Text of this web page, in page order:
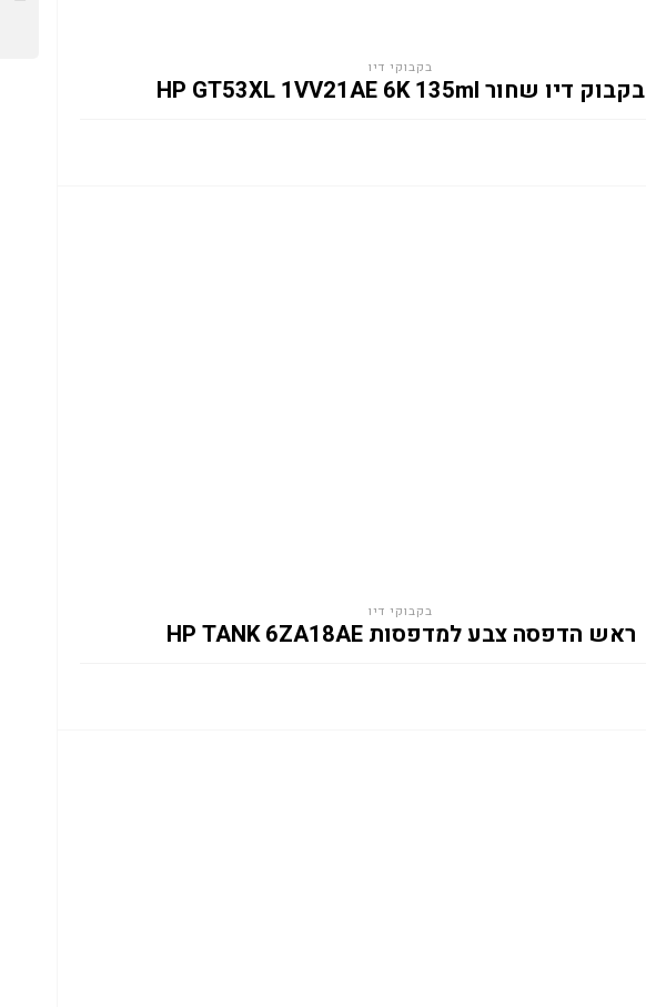
בקבוקי דיו
בקבוק דיו שחור HP GT53XL 1VV21AE 6K 135ml
בקבוקי דיו
ראש הדפסה צבע למדפסות HP TANK 6ZA18AE